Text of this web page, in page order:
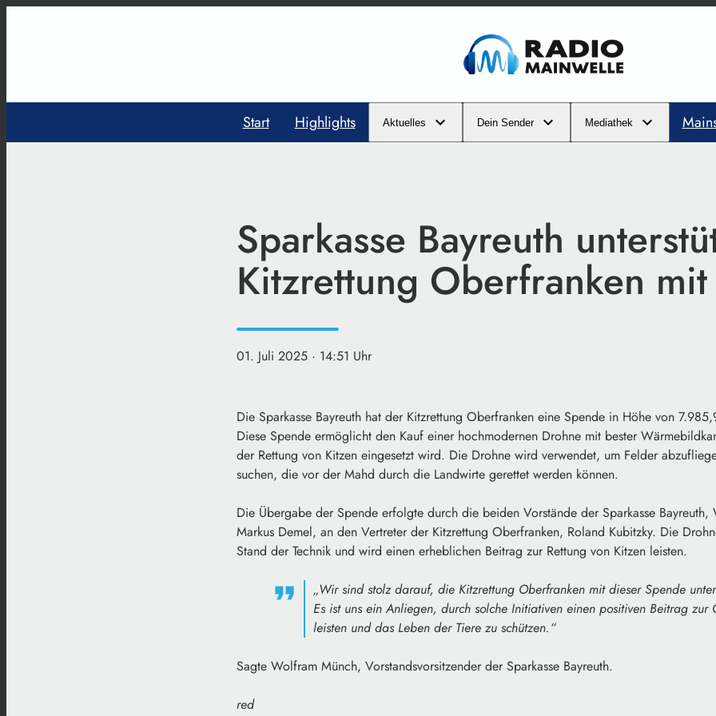
Start Highlights Aktuelles Dein Sender Mediathek
Sparkasse Bayreuth
Kitzrettung Oberfranken
01. Juli 2025 · 14:51 Uhr
Die Sparkasse Bayreuth hat der Kitzrettung Oberfranken eine Spende in Höhe von
Diese Spende ermöglicht den Kauf einer hochmodernen Drohne mit bester
der Rettung von Kitzen eingesetzt wird. Die Drohne wird verwendet, um Felder
suchen, die vor der Mahd durch die Landwirte gerettet werden können.
Die Übergabe der Spende erfolgte durch die beiden Vorstände der Sparkasse
Markus Demel, an den Vertreter der Kitzrettung Oberfranken, Roland Kubitzky. Die
Stand der Technik und wird einen erheblichen Beitrag zur Rettung von Kitzen leisten.
„Wir sind stolz darauf, die Kitzrettung Oberfranken mit dieser Spende
Es ist uns ein Anliegen, durch solche Initiativen einen positiven Beitrag zur
leisten und das Leben der Tiere zu schützen.“
Sagte Wolfram Münch, Vorstandsvorsitzender der Sparkasse Bayreuth.
red